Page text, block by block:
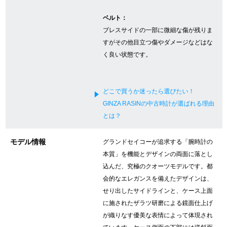
買取ブログ
SNS・動画
For Overseas Customers
简体中文
ベルト：
ブレスサイドの一部に微細な傷が残りま
すがその他目立つ傷やダメージなどはな
く良い状態です。
どこで買うか迷ったら選びたい！
GINZA RASINの中古時計が選ばれる理由
とは？
モデル情報
グランドセイコーが追求する「腕時計の
本質」を機能とデザインの両面に落とし
込んだ、究極のクオーツモデルです。都
会的なエレガンスを備えたデザインは、
せり出したサイドラインと、ケース上面
に施されたザラツ研磨による鏡面仕上げ
が織りなす優美な表情によって体現され